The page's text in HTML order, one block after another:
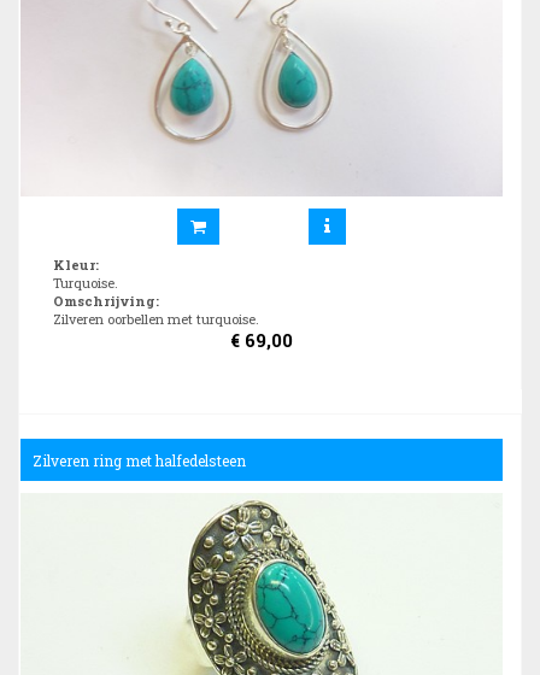
Kleur:
Turquoise.
Omschrijving:
Zilveren oorbellen met turquoise.
€ 69,00
Zilveren ring met halfedelsteen